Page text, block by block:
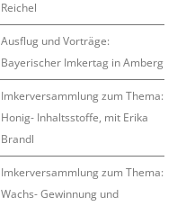
Reichel
Ausflug und Vorträge:
Bayerischer Imkertag in Amberg
Imkerversammlung zum Thema:
Honig- Inhaltsstoffe, mit Erika
Brandl
Imkerversammlung zum Thema:
Wachs- Gewinnung und